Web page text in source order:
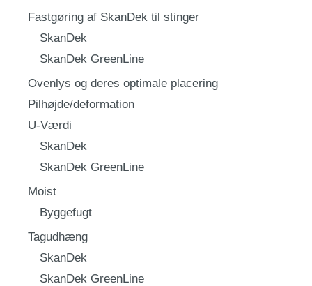
Fastgøring af SkanDek til stinger
SkanDek
SkanDek GreenLine
Ovenlys og deres optimale placering
Pilhøjde/deformation
U-Værdi
SkanDek
SkanDek GreenLine
Moist
Byggefugt
Tagudhæng
SkanDek
SkanDek GreenLine